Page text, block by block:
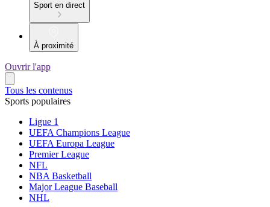
Sport en direct
À proximité
Ouvrir l'app
Tous les contenus
Sports populaires
Ligue 1
UEFA Champions League
UEFA Europa League
Premier League
NFL
NBA Basketball
Major League Baseball
NHL